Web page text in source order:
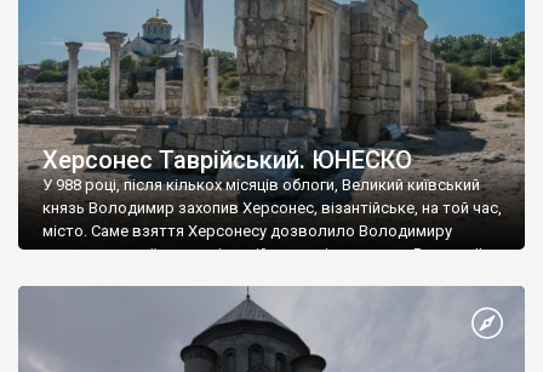
Херсонес Таврійський. ЮНЕСКО
У 988 році, після кількох місяців облоги, Великий київський
князь Володимир захопив Херсонес, візантійське, на той час,
місто. Саме взяття Херсонесу дозволило Володимиру
диктувати свої умови візантійському імператору Василю ІІ, та
Херсонесі Володимир-язичник, став Василем-християнином.
А потім було Хрещення Русі. На честь Херсонесу Таврійського